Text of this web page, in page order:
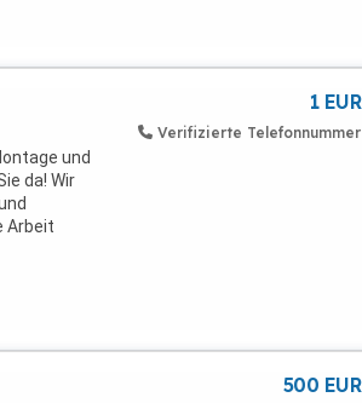
und
da! Wir
Arbeit
1 EUR
Verifizierte Telefonnummer
500 EUR